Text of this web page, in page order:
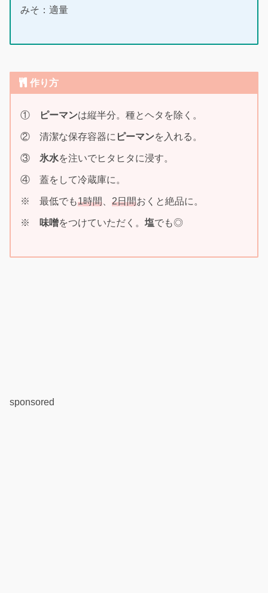
みそ：適量
作り方
① ピーマンは縦半分。種とヘタを除く。
② 清潔な保存容器に ピーマンを入れる。
③ 氷水を注いでヒタヒタに浸す。
④ 蓋をして冷蔵庫に。
※ 最低でも1時間 2日間おくと絶品に。
※ 味噌をつけていただく。 塩でも◎
sponsored